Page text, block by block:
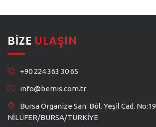
BIZE ULAŞIN
+90 224 363 30 65
info@bemis.com.tr
Bursa Organize San. Böl. Yeşil Cad. No:19
NİLÜFER/BURSA/TÜRKİYE